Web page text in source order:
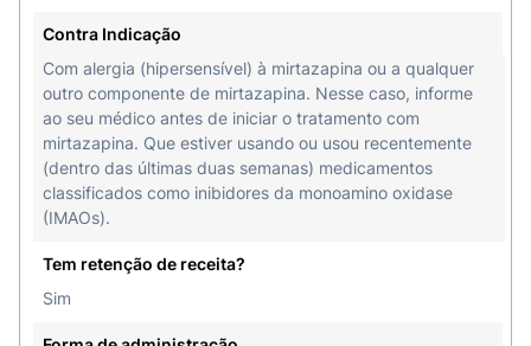
Contra Indicação
Com alergia (hipersensível) à mirtazapina ou a qualquer
outro componente de mirtazapina. Nesse caso, informe
ao seu médico antes de iniciar o tratamento com
mirtazapina. Que estiver usando ou usou recentemente
(dentro das últimas duas semanas) medicamentos
classificados como inibidores da monoamino oxidase
(IMAOs).
Tem retenção de receita?
Sim